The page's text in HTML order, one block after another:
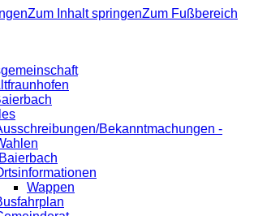
Zum Inhalt springenZum Fußbereich
Bekanntmachungen -
Wappen